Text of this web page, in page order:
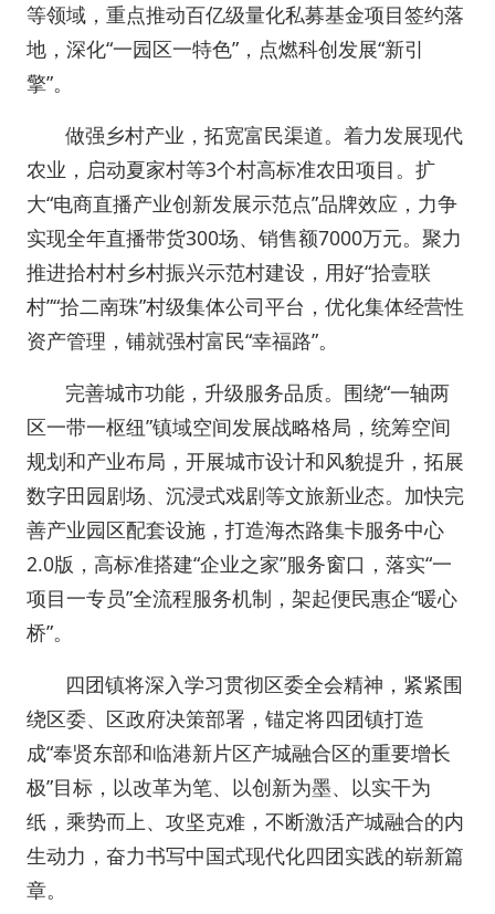
等领域，重点推动百亿级量化私募基金项目签约落
地，深化“一园区一特色”，点燃科创发展“新引
擎”。
做强乡村产业，拓宽富民渠道。着力发展现代
农业，启动夏家村等3个村高标准农田项目。扩
大“电商直播产业创新发展示范点”品牌效应，力争
实现全年直播带货300场、销售额7000万元。聚力
推进拾村村乡村振兴示范村建设，用好“拾壹联
村”“拾二南珠”村级集体公司平台，优化集体经营性
资产管理，铺就强村富民“幸福路”。
完善城市功能，升级服务品质。围绕“一轴两
区一带一枢纽”镇域空间发展战略格局，统筹空间
规划和产业布局，开展城市设计和风貌提升，拓展
数字田园剧场、沉浸式戏剧等文旅新业态。加快完
善产业园区配套设施，打造海杰路集卡服务中心
2.0版，高标准搭建“企业之家”服务窗口，落实“一
项目一专员”全流程服务机制，架起便民惠企“暖心
桥”。
四团镇将深入学习贯彻区委全会精神，紧紧围
绕区委、区政府决策部署，锚定将四团镇打造
成“奉贤东部和临港新片区产城融合区的重要增长
极”目标，以改革为笔、以创新为墨、以实干为
纸，乘势而上、攻坚克难，不断激活产城融合的内
生动力，奋力书写中国式现代化四团实践的崭新篇
章。